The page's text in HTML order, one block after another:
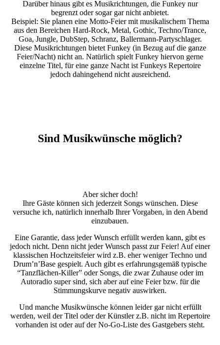
Darüber hinaus gibt es Musikrichtungen, die Funkey nur
begrenzt oder sogar gar nicht anbietet.
Beispiel: Sie planen eine Motto-Feier mit musikalischem Thema
aus den Bereichen Hard-Rock, Metal, Gothic, Techno/Trance,
Goa, Jungle, DubStep, Schranz, Ballermann-Partyschlager.
Diese Musikrichtungen bietet Funkey (in Bezug auf die ganze
Feier/Nacht) nicht an. Natürlich spielt Funkey hiervon gerne
einzelne Titel, für eine ganze Nacht ist Funkeys Repertoire
jedoch dahingehend nicht ausreichend.
Sind Musikwünsche möglich?
Aber sicher doch!
Ihre Gäste können sich jederzeit Songs wünschen. Diese
versuche ich, natürlich innerhalb Ihrer Vorgaben, in den Abend
einzubauen.
Eine Garantie, dass jeder Wunsch erfüllt werden kann, gibt es
jedoch nicht. Denn nicht jeder Wunsch passt zur Feier! Auf einer
klassischen Hochzeitsfeier wird z.B. eher weniger Techno und
Drum’n’Base gespielt. Auch gibt es erfahrungsgemäß typische
“Tanzflächen-Killer” oder Songs, die zwar Zuhause oder im
Autoradio super sind, sich aber auf eine Feier bzw. für die
Stimmungskurve negativ auswirken.
Und manche Musikwünsche können leider gar nicht erfüllt
werden, weil der Titel oder der Künstler z.B. nicht im Repertoire
vorhanden ist oder auf der No-Go-Liste des Gastgebers steht.